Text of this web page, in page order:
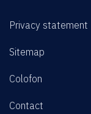
Privacy statement
Sitemap
Colofon
Contact